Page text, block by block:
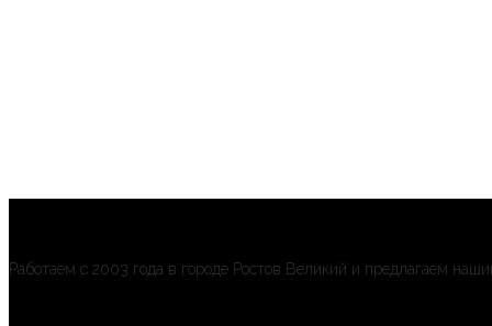
Работаем с 2003 года в городе Ростов Великий и предлагаем